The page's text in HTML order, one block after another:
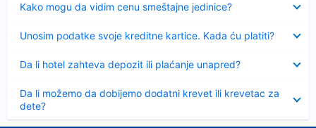
Kako mogu da vidim cenu smeštajne jedinice?
Unosim podatke svoje kreditne kartice. Kada ću platiti?
Da li hotel zahteva depozit ili plaćanje unapred?
Da li možemo da dobijemo dodatni krevet ili krevetac za
dete?